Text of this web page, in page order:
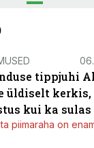
tippjuhi
üldiselt kerkis,
kui ka sulas
piimaraha on